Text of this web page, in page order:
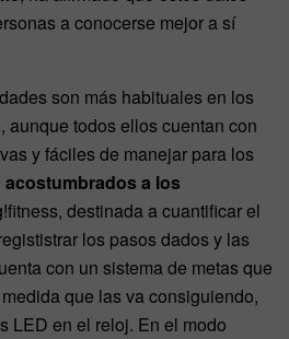
a conocerse mejor a sí
son más habituales en los
aunque todos ellos cuentan con
y fáciles de manejar para los
a los
destinada a cuantificar el
los pasos dados y las
con un sistema de metas que
que las va consiguiendo,
LED en el reloj. En el modo